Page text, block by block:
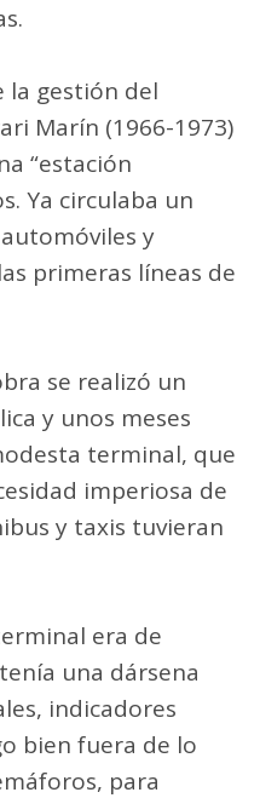
la gestión del
Marín (1966-1973)
“estación
Ya circulaba un
y
primeras líneas de
se realizó un
y unos meses
terminal, que
imperiosa de
y taxis tuvieran
era de
una dársena
indicadores
bien fuera de lo
para